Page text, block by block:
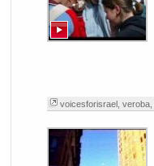
voicesforisrael, veroba,